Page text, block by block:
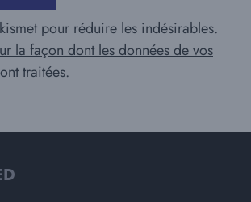
pour réduire les indésirables.
la façon dont les données de vos
traitées.